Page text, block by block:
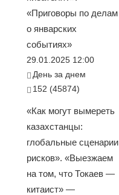
«Приговоры по делам
о январских
событиях»
29.01.2025 12:00
День за днем
152 (45874)
«Как могут вымереть
казахстанцы:
глобальные сценарии
рисков». «Выезжаем
на том, что Токаев —
китаист» —